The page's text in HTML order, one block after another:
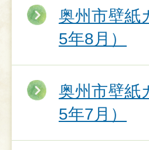
奥州市壁紙
5年8月）
奥州市壁紙
5年7月）